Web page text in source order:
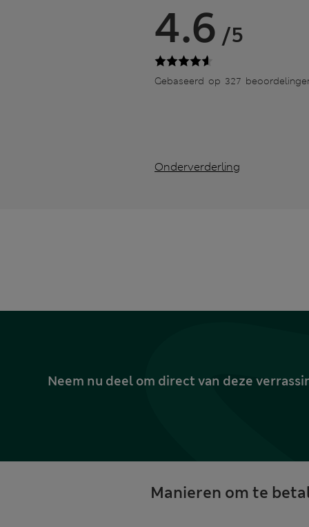
4.6 /5
Gebaseerd op 327
Onderverderling
Neem nu deel om direct van deze
Manieren om te